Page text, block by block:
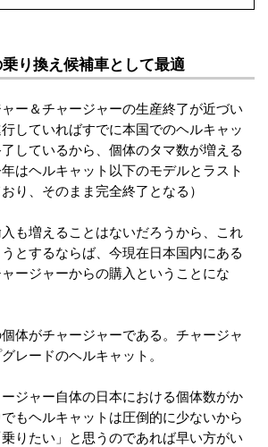
り換え候補車として最適
ー＆チャージャーの生産終了が近づい
していればすでに本国でのヘルキャッ
しているから、個体のタマ数が増える
はヘルキャット以下のモデルとラスト
り、そのまま完全終了となる）
も増えることはないだろうから、これ
とするならば、今現在日本国内にある
ージャーからの購入ということにな
体がチャージャーである。チャージャ
レードのヘルキャット。
ジャー自体の日本における個体数がか
もヘルキャットは圧倒的に少ないから
りたい」と思うのであれば早い方がい